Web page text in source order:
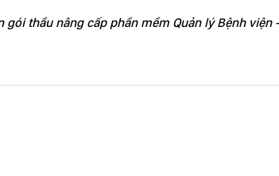
thầu nâng cấp phần mềm Quản lý Bệnh viện